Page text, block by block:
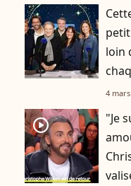
loin
4
player2
"Je